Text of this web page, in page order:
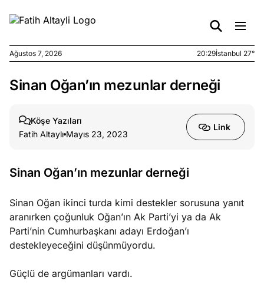
Ağustos
kirli
6, 2026
yasalar
Ağustos
Ağustos 7, 2026 20:29İstanbul 27°
Sinan Oğan’ın mezunlar derneği
Köşe Yazıları
Fatih Altaylı Mayıs 23, 2023
Link
Sinan Oğan’ın mezunlar derneği
Sinan Oğan ikinci turda kimi destekler sorusuna yanıt
aranırken çoğunluk Oğan’ın Ak Parti’yi ya da Ak
Parti’nin Cumhurbaşkanı adayı Erdoğan’ı
destekleyeceğini düşünmüyordu.
Güçlü de argümanları vardı.